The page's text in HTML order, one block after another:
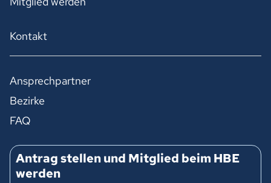
Kontakt
Ansprechpartner
Bezirke
FAQ
Antrag stellen und Mitglied beim HBE
werden